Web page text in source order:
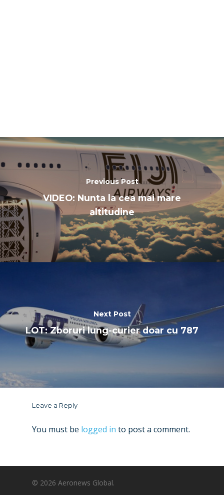
Previous Post
VIDEO: Nunta la cea mai mare
altitudine
Next Post
LOT: Zboruri lung-curier doar cu 787
Leave a Reply
You must be logged in to post a comment.
© 2026 Aeronews Global.